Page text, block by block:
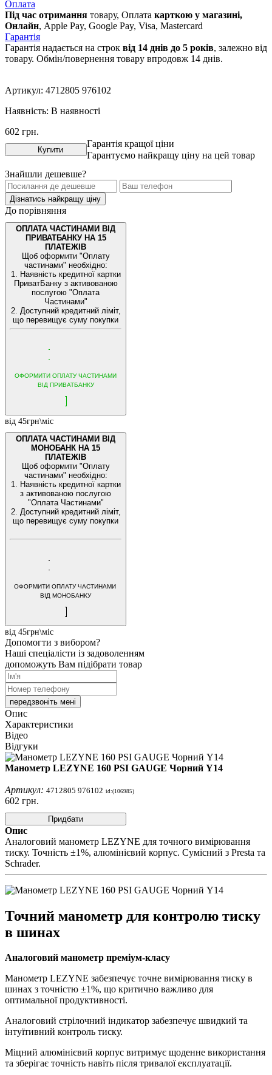
Оплата
Під час отримання товару, Оплата карткою у магазині,
Онлайн, Apple Pay, Google Pay, Visa, Mastercard
Гарантія
Гарантія надається на строк від 14 днів до 5 років, залежно від
товару. Обмін/повернення товару впродовж 14 днів.
Артикул: 4712805 976102
Наявність: В наявності
602 грн.
Купити
Гарантія кращої ціни
Гарантуємо найкращу ціну на цей товар
Знайшли дешевше?
Дізнатись найкращу ціну
До порівняння
ОПЛАТА ЧАСТИНАМИ ВІД
ПРИВАТБАНКУ НА 15
ПЛАТЕЖІВ
Щоб оформити "Оплату
частинами" необхідно:
1. Наявність кредитної картки
ПриватБанку з активованою
послугою "Оплата
Частинами"
2. Доступний кредитний ліміт,
що перевищує суму покупки
ОФОРМИТИ ОПЛАТУ ЧАСТИНАМИ
ВІД ПРИВАТБАНКУ
від 45грн\міс
ОПЛАТА ЧАСТИНАМИ ВІД
МОНОБАНК НА 15
ПЛАТЕЖІВ
Щоб оформити "Оплату
частинами" необхідно:
1. Наявність кредитної картки
з активованою послугою
"Оплата Частинами"
2. Доступний кредитний ліміт,
що перевищує суму покупки
ОФОРМИТИ ОПЛАТУ ЧАСТИНАМИ
ВІД МОНОБАНКУ
від 45грн\міс
Допомогти з вибором?
Наші спеціалісти із задоволенням
допоможуть Вам підібрати товар
передзвоніть мені
Опис
Характеристики
Відео
Відгуки
Манометр LEZYNE 160 PSI GAUGE Чорний Y14
Артикул: 4712805 976102 id:(106985)
602 грн.
Придбати
Опис
Аналоговий манометр LEZYNE для точного вимірювання
тиску. Точність ±1%, алюмінієвий корпус. Сумісний з Presta та
Schrader.
Точний манометр для контролю тиску
в шинах
Аналоговий манометр преміум-класу
Манометр LEZYNE забезпечує точне вимірювання тиску в
шинах з точністю ±1%, що критично важливо для
оптимальної продуктивності.
Аналоговий стрілочний індикатор забезпечує швидкий та
інтуїтивний контроль тиску.
Міцний алюмінієвий корпус витримує щоденне використання
та зберігає точність навіть після тривалої експлуатації.